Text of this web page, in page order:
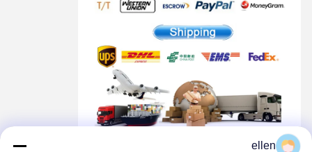
ellen